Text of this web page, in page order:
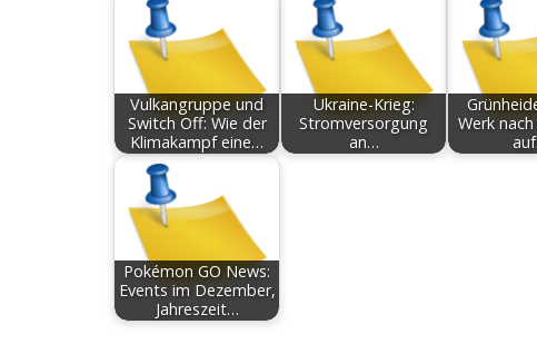
Vulkangruppe und
Switch Off: Wie der
Klimakampf eine…
Ukraine-Krieg:
Stromversorgung
an…
Werk
Pokémon GO News:
Events im Dezember,
Jahreszeit…